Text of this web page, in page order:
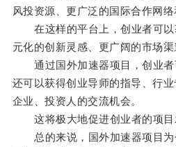
风投资源、更广泛的国际合作网络
在这样的平台上，创业者可以
元化的创新灵感、更广阔的市场渠
通过国外加速器项目，创业者
还可以获得创业导师的指导、行
企业、投资人的交流机会。
这将极大地促进创业者的项目
总的来说，国外加速器项目为